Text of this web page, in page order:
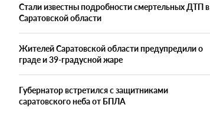
Стали известны подробности смертельных ДТП в
Саратовской области
Жителей Саратовской области предупредили о
граде и 39-градусной жаре
Губернатор встретился с защитниками
саратовского неба от БПЛА